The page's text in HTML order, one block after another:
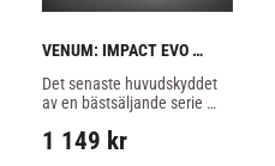
VENUM: IMPACT EVO
SCALES HUVUDSKYDD -
MÖRKLILA
Det senaste huvudskyddet
av en bästsäljande serie
erbjuda överlägset skydd,
1 149 kr